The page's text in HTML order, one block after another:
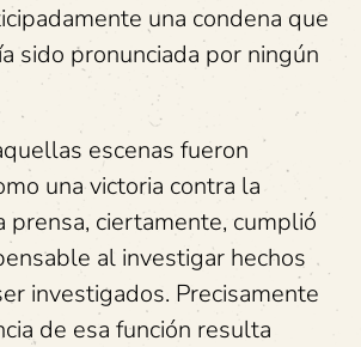
una condena que
sido pronunciada por ningún
escenas fueron
una victoria contra la
prensa, ciertamente, cumplió
al investigar hechos
investigados. Precisamente
de esa función resulta